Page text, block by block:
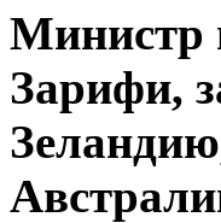
Министр
Зарифи,